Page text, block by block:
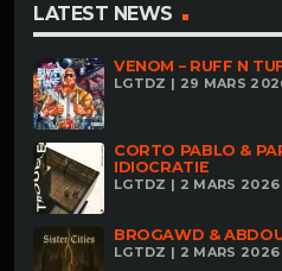
LATEST NEWS
VENOM – RUFF N
LGTDZ | 29 MARS
CORTO PABLO &
IDIOCRATIE
LGTDZ | 2 MARS 2026
BROGAWD &
LGTDZ | 2 MARS 2026